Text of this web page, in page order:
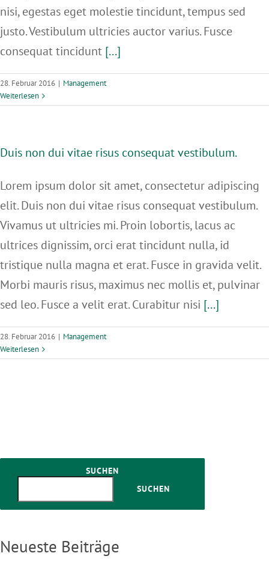
KONTAKT
nisi, egestas eget molestie tincidunt, tempus sed
justo. Vestibulum ultricies auctor varius. Fusce
consequat tincidunt [...]
28. Februar 2016 | Management
Weiterlesen
Duis non dui vitae risus consequat vestibulum.
Lorem ipsum dolor sit amet, consectetur adipiscing
elit. Duis non dui vitae risus consequat vestibulum.
Vivamus ut ultricies mi. Proin lobortis, lacus ac
ultrices dignissim, orci erat tincidunt nulla, id
tristique nulla magna et erat. Fusce in gravida velit.
Morbi mauris risus, maximus nec mollis et, pulvinar
sed leo. Fusce a velit erat. Curabitur nisi [...]
28. Februar 2016 | Management
Weiterlesen
SUCHEN
SUCHEN
Neueste Beiträge